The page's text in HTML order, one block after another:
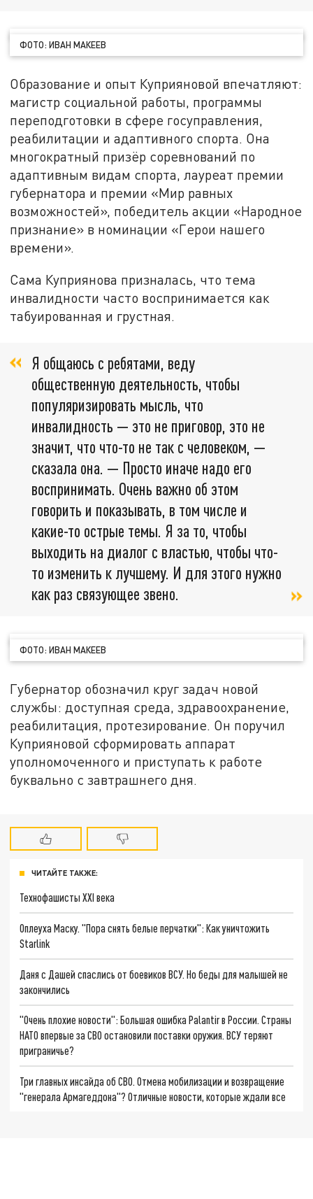
ФОТО: ИВАН МАКЕЕВ
Образование и опыт Куприяновой впечатляют:
магистр социальной работы, программы
переподготовки в сфере госуправления,
реабилитации и адаптивного спорта. Она
многократный призёр соревнований по
адаптивным видам спорта, лауреат премии
губернатора и премии «Мир равных
возможностей», победитель акции «Народное
признание» в номинации «Герои нашего
времени».
Сама Куприянова призналась, что тема
инвалидности часто воспринимается как
табуированная и грустная.
Я общаюсь с ребятами, веду
общественную деятельность, чтобы
популяризировать мысль, что
инвалидность — это не приговор, это не
значит, что что-то не так с человеком, —
сказала она. — Просто иначе надо его
воспринимать. Очень важно об этом
говорить и показывать, в том числе и
какие-то острые темы. Я за то, чтобы
выходить на диалог с властью, чтобы что-
то изменить к лучшему. И для этого нужно
как раз связующее звено.
ФОТО: ИВАН МАКЕЕВ
Губернатор обозначил круг задач новой
службы: доступная среда, здравоохранение,
реабилитация, протезирование. Он поручил
Куприяновой сформировать аппарат
уполномоченного и приступать к работе
буквально с завтрашнего дня.
ЧИТАЙТЕ ТАКЖЕ:
Технофашисты XXI века
Оплеуха Маску. "Пора снять белые перчатки": Как уничтожить
Starlink
Даня с Дашей спаслись от боевиков ВСУ. Но беды для малышей не
закончились
"Очень плохие новости": Большая ошибка Palantir в России. Страны
НАТО впервые за СВО остановили поставки оружия. ВСУ теряют
приграничье?
Три главных инсайда об СВО. Отмена мобилизации и возвращение
"генерала Армагеддона"? Отличные новости, которые ждали все